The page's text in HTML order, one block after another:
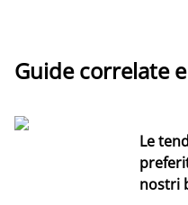
Guide correlate
Le
nostri